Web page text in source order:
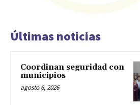
Últimas noticias
Coordinan seguridad con
municipios
agosto 6, 2026